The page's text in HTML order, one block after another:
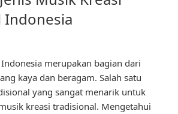
Indonesia
merupakan bagian dari
kaya dan beragam. Salah satu
yang sangat menarik untuk
kreasi tradisional. Mengetahui